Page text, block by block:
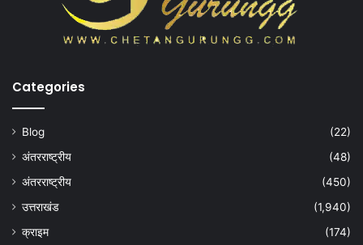
Categories
Blog
(22)
अंतरराष्ट्रीय
(48)
अंतरराष्ट्रीय
(450)
उत्तराखंड
(1,940)
क्राइम
(174)